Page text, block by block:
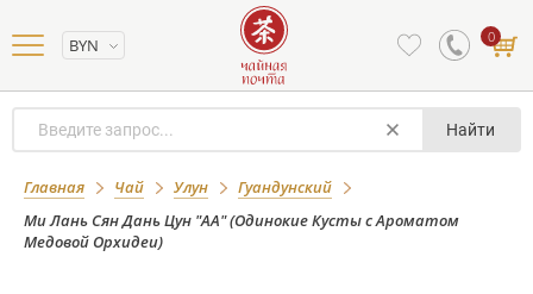
BYN 0
Найти
Главная Чай Улун
Гуандунский
Ми Лань Сян Дань Цун "АА" (Одинокие Кусты с Ароматом
Медовой Орхидеи)
Ми Лань Сян Дань Цун "АА" (Одинокие
Кусты с Ароматом Медовой
Орхидеи)